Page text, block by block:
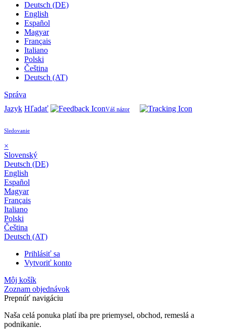
Deutsch (DE)
English
Español
Magyar
Français
Italiano
Polski
Čeština
Deutsch (AT)
Správa
Jazyk Hľadať Váš názor
Sledovanie
×
Slovenský
Deutsch (DE)
English
Español
Magyar
Français
Italiano
Polski
Čeština
Deutsch (AT)
Prihlásiť sa
Vytvoriť konto
Môj košík
Zoznam objednávok
Prepnúť navigáciu
Naša celá ponuka platí iba pre priemysel, obchod, remeslá a
podnikanie.